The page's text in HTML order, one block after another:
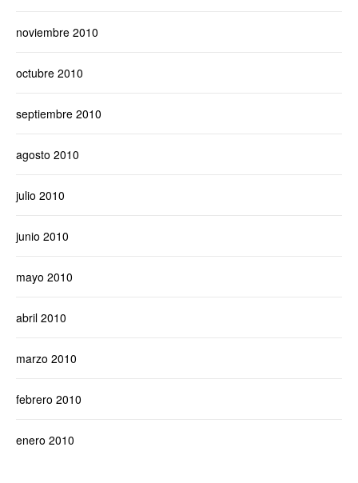
noviembre 2010
octubre 2010
septiembre 2010
agosto 2010
julio 2010
junio 2010
mayo 2010
abril 2010
marzo 2010
febrero 2010
enero 2010